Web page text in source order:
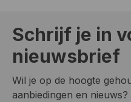
Schrijf je in
nieuwsbrief
Wil je op de hoogte
aanbiedingen en